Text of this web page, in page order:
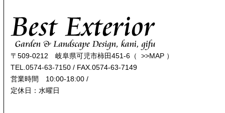
〒509-0212 岐阜県可児市柿田451-6（ >>MAP ）
TEL.0574-63-7150 / FAX.0574-63-7149
営業時間 10:00-18:00 /
定休日：水曜日